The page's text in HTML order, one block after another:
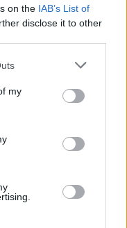
on the IAB’s List of
disclose it to other
my